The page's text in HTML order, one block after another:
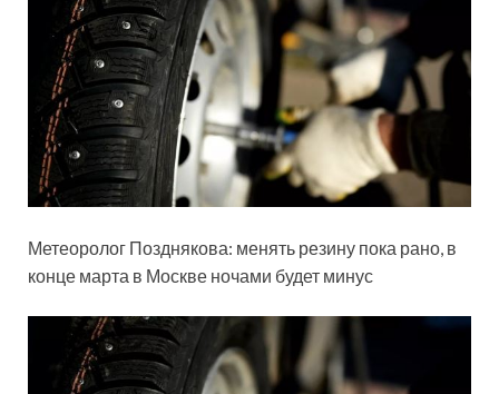
Метеоролог Позднякова: менять резину пока рано, в
конце марта в Москве ночами будет минус